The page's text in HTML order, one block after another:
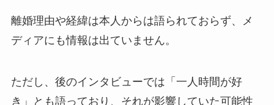
離婚理由や経緯は本人からは語られておらず、メ
ディアにも情報は出ていません。
ただし、後のインタビューでは「一人時間が好
き」とも語っており、それが影響していた可能性